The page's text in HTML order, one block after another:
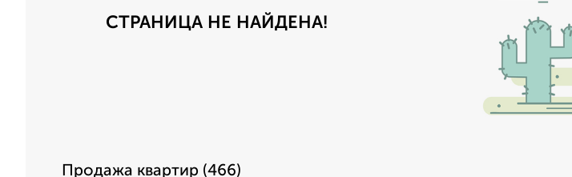
СТРАНИЦА НЕ НАЙДЕНА!
Продажа квартир (466)